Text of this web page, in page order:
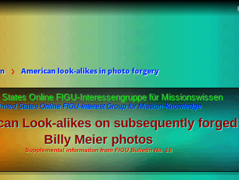
American look-alikes in photo forgery
Online FIGU-Interessengruppe für Missionswissen
States Online FIGU-Interest Group for Mission-Knowledge
Look-alikes on subsequently forged
Billy Meier photos
Supplemental information from FIGU Bulletin No. 16